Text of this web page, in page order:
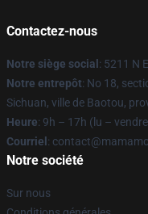
Contactez-nous
Notre siège social : 5211 N
Notre entrepôt: No 18,
Sichuan, ville de Baotou,
Heure: 9h – 17h (lu –
Courriel :
Notre société
Sur nous